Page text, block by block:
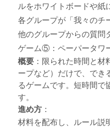
ルをホワイトボードや紙
各グループが「我々のチ
他のグループからの質問
ゲーム⑤：ペーパータワ
概要 ：限られた時間と
ープなど）だけで、でき
るゲームです。短時間で
す。
進め方 ：
材料を配布し、ルール説